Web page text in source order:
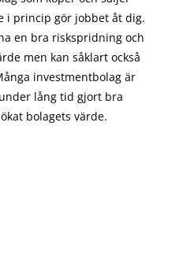
i princip görjobbet åt dig.
en bra riskspridning och
men kan såklart också
investmentbolag är
lång tid gjort bra
bolagets värde.